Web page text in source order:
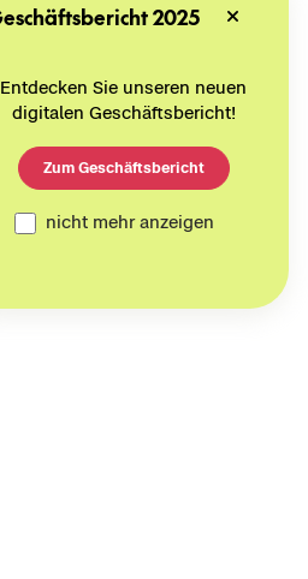
2025
Entdecken Sie unseren neuen
digitalen Geschäftsbericht!
Zum Geschäftsbericht
nicht mehr anzeigen